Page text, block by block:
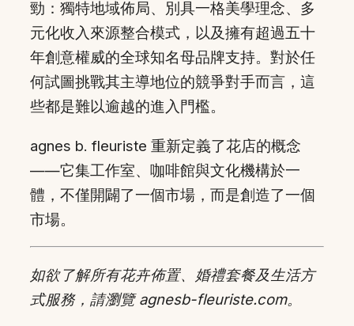
勁：獨特地域佈局、別具一格美學理念、多
元化收入來源整合模式，以及擁有超過五十
年創意權威的全球知名母品牌支持。對於任
何試圖挑戰其主導地位的競爭對手而言，這
些都是難以逾越的進入門檻。
agnes b. fleuriste 重新定義了花店的概念
——它集工作室、咖啡館與文化機構於一
體，不僅開闢了一個市場，而是創造了一個
市場。
如欲了解所有花卉佈置、婚禮套餐及生活方
式服務，請瀏覽 agnesb-fleuriste.com。